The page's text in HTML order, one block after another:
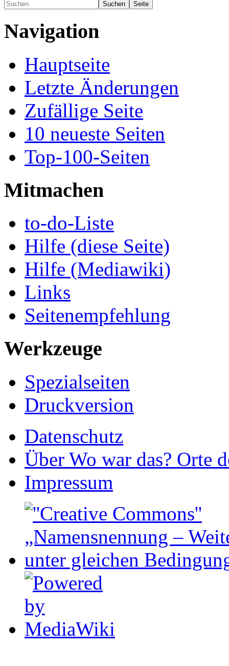
Navigation
Hauptseite
Letzte Änderungen
Zufällige Seite
10 neueste Seiten
Top-100-Seiten
Mitmachen
to-do-Liste
Hilfe (diese Seite)
Hilfe (Mediawiki)
Links
Seitenempfehlung
Werkzeuge
Spezialseiten
Druckversion
Datenschutz
Über Wo war das? Orte
Impressum